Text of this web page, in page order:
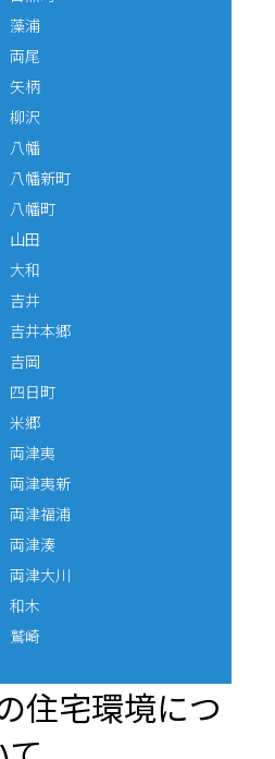
藻浦
両尾
矢柄
柳沢
八幡
八幡新町
八幡町
山田
大和
吉井
吉井本郷
吉岡
四日町
米郷
両津夷
両津夷新
両津福浦
両津湊
両津大川
和木
鷲崎
住宅環境につ